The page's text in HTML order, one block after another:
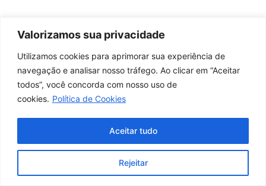
Valorizamos sua privacidade
Utilizamos cookies para aprimorar sua experiência de
navegação e analisar nosso tráfego. Ao clicar em “Aceitar
todos”, você concorda com nosso uso de
cookies. Política de Cookies
Rejeitar
Aceitar tudo